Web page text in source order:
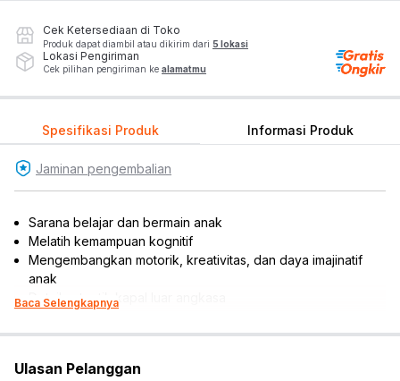
Cek Ketersediaan di Toko
Produk dapat diambil atau dikirim dari 5 lokasi
Lokasi Pengiriman
Cek pilihan pengiriman ke alamatmu
Spesifikasi Produk Informasi Produk
Jaminan pengembalian
Sarana belajar dan bermain anak
Melatih kemampuan kognitif
Mengembangkan motorik, kreativitas, dan daya imajinatif
anak
Detail autentik kapal luar angkasa
Cocok dijadikan koleksi, hiasan miniatur, atau referensi
Isi set : 450 pcs
Baca Selengkapnya
Ulasan Pelanggan